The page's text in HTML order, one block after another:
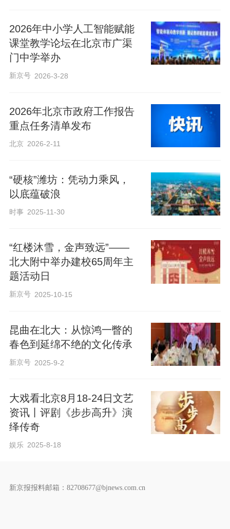
2026年中小学人工智能赋能
课堂教学论坛在北京市广渠
门中学举办
新京号 2026-3-28
2026年北京市政府工作报告
重点任务清单发布
北京 2026-2-11
“硬核”潍坊：凭动力乘风，
以底蕴破浪
时事 2025-11-30
“红楼沐雪，金声致远”——
北大附中举办建校65周年主
题活动日
新京号 2025-10-15
昆曲在北大：从惊鸿一瞥的
春色到延绵不绝的文化传承
新京号 2025-9-2
大戏看北京8月18-24日文艺
资讯丨评剧《步步高升》演
绎传奇
娱乐 2025-8-18
新京报报料邮箱：82708677@bjnews.com.cn